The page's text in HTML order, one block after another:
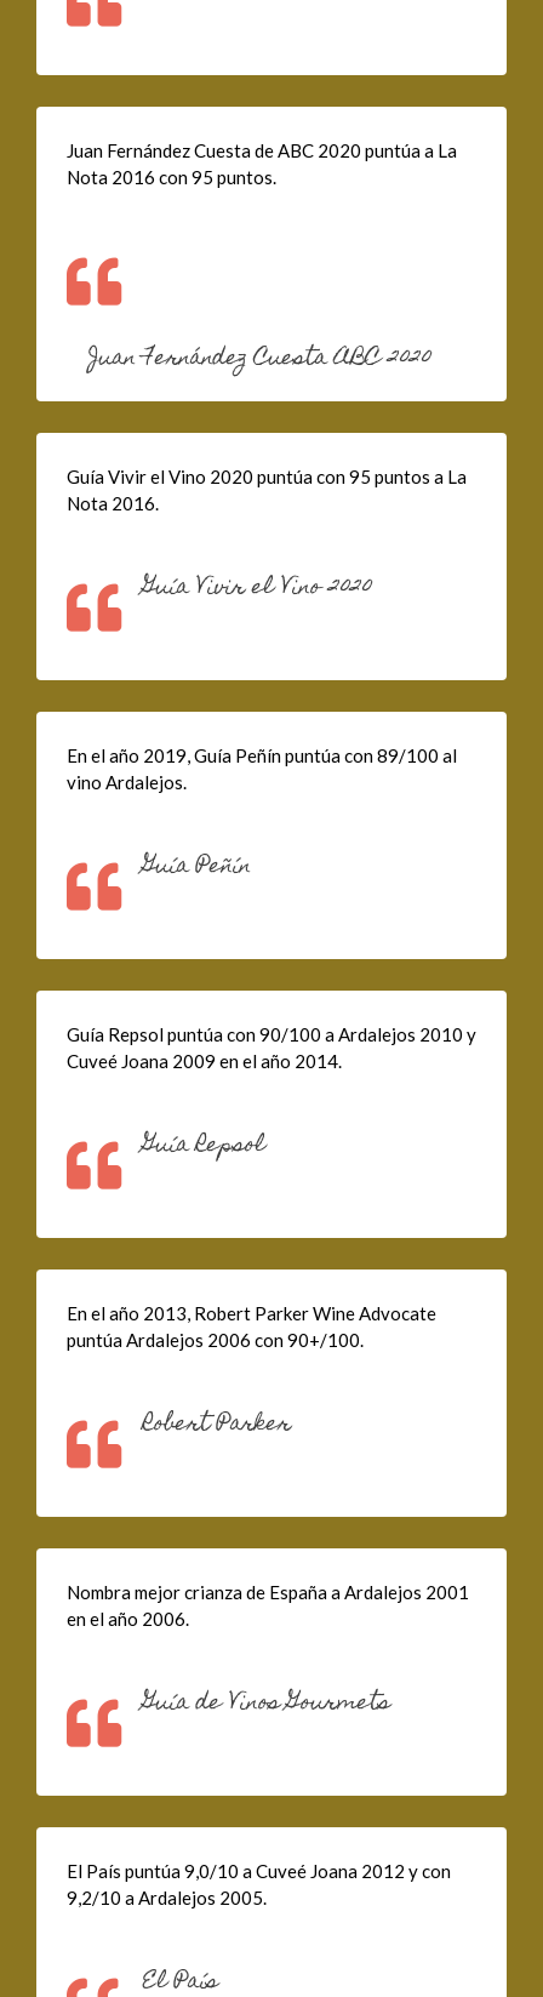
Juan Fernández Cuesta de ABC 2020 puntúa a La
Nota 2016 con 95 puntos.
Juan Fernández Cuesta ABC 2020
Guía Vivir el Vino 2020 puntúa con 95 puntos a La
Nota 2016.
Guía Vivir el Vino 2020
En el año 2019, Guía Peñín puntúa con 89/100 al
vino Ardalejos.
Guía Peñín
Guía Repsol puntúa con 90/100 a Ardalejos 2010 y
Cuveé Joana 2009 en el año 2014.
Guía Repsol
En el año 2013, Robert Parker Wine Advocate
puntúa Ardalejos 2006 con 90+/100.
Robert Parker
Nombra mejor crianza de España a Ardalejos 2001
en el año 2006.
Guía de Vinos Gourmets
El País puntúa 9,0/10 a Cuveé Joana 2012 y con
9,2/10 a Ardalejos 2005.
El País